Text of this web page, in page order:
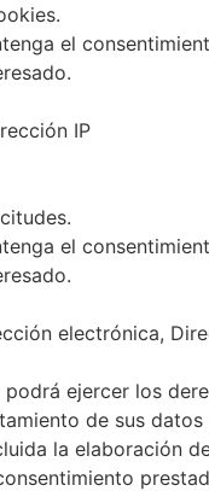
el
IP
el
electrónica,
podrá ejercer los
de sus
la elaboración